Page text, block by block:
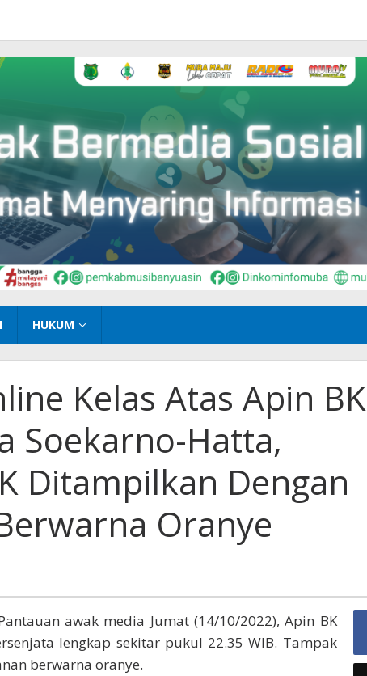
HUKUM
Kelas Atas Apin BK
Soekarno-Hatta,
Ditampilkan Dengan
Oranye
awak media Jumat (14/10/2022), Apin BK
lengkap sekitar pukul 22.35 WIB. Tampak
berwarna oranye.